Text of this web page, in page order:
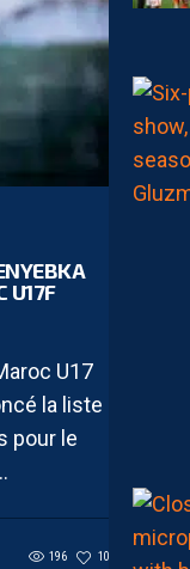
U17F
U17
la liste des
pour le
196 109